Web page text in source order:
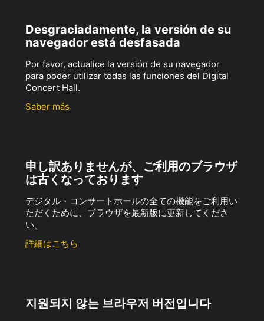
Desgraciadamente, la versión de su
navegador está desfasada
Por favor, actualice la versión de su navegador
para poder utilizar todas las funciones del Digital
Concert Hall.
Saber más
申し訳ありませんが、ご利用のブラウザ
は古くなっております
デジタル・コンサートホールの全ての機能をご利用い
ただくために、ブラウザを最新版に更新してくださ
い。
詳細はこちら
지원되지 않는 브라우저 버전입니다